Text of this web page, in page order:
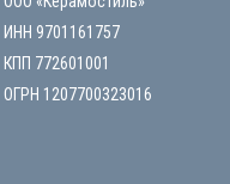
ИНН 9701161757
КПП 772601001
ОГРН 1207700323016